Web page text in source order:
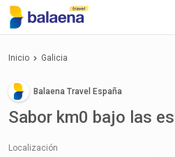
Inicio Galicia
Balaena Travel España
Sabor km0 bajo las
Localización